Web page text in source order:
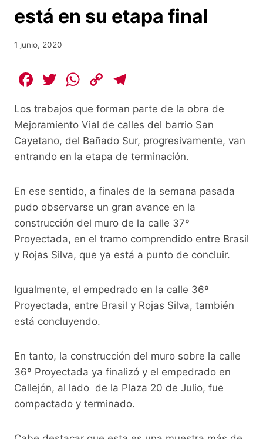
está en su etapa final
1 junio, 2020
F
c
e
b
o
k
T
itt
er
W
at
s
A
p
C
p
y
Li
k
e
gr
a
Los trabajos que forman parte de la obra de
Mejoramiento Vial de calles del barrio San
Cayetano, del Bañado Sur, progresivamente, van
entrando en la etapa de terminación.
En ese sentido, a finales de la semana pasada
pudo observarse un gran avance en la
construcción del muro de la calle 37º
Proyectada, en el tramo comprendido entre Brasil
y Rojas Silva, que ya está a punto de concluir.
Igualmente, el empedrado en la calle 36º
Proyectada, entre Brasil y Rojas Silva, también
está concluyendo.
En tanto, la construcción del muro sobre la calle
36º Proyectada ya finalizó y el empedrado en
Callejón, al lado de la Plaza 20 de Julio, fue
compactado y terminado.